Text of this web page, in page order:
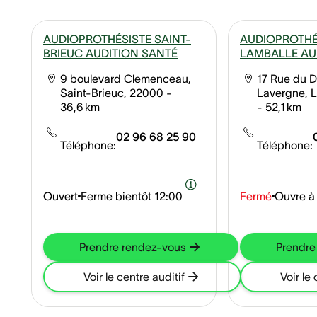
AUDIOPROTHÉSISTE SAINT-
BRIEUC AUDITION SANTÉ
9 boulevard Clemenceau,
Saint-Brieuc, 22000 -
36,6 km
Téléphone:
02 96 68 25 90
Ouvert Ferme bientôt 12:00
Prendre rendez-vous
Voir le centre auditif
LAMBALLE
17 Rue du
Lavergne,
- 52,1 km
Téléphone:
Fermé Ouvre à
Voir le